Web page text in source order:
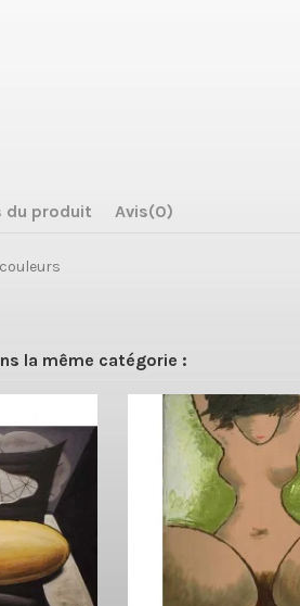
du produit Avis(0)
la même catégorie :